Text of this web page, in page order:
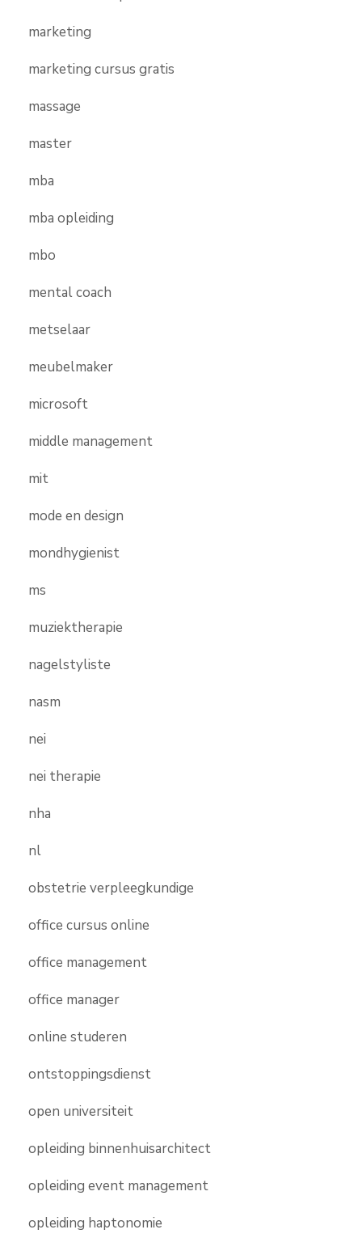
marketing
marketing cursus gratis
massage
master
mba
mba opleiding
mbo
mental coach
metselaar
meubelmaker
microsoft
middle management
mit
mode en design
mondhygienist
ms
muziektherapie
nagelstyliste
nasm
nei
nei therapie
nha
nl
obstetrie verpleegkundige
office cursus online
office management
office manager
online studeren
ontstoppingsdienst
open universiteit
opleiding binnenhuisarchitect
opleiding event management
opleiding haptonomie